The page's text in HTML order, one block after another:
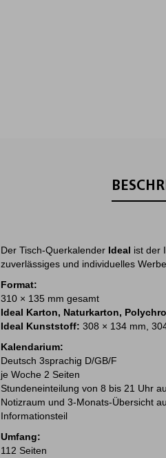
Der Tisch-Querkalender Ideal ist der
zuverlässiges und individuelles
Format:
310 × 135 mm gesamt
Ideal Karton, Naturkarton,
Ideal Kunststoff: 308 × 134 mm,
Kalendarium:
Deutsch 3sprachig D/GB/F
je Woche 2 Seiten
Stundeneinteilung von 8 bis 21 Uhr
Notizraum und 3-Monats-Übersicht
Informationsteil
Umfang:
112 Seiten